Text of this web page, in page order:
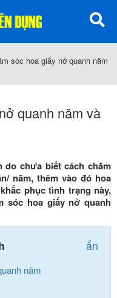
sóc hoa giấy nở quanh năm
quanh năm và
chưa biết cách chăm
năm, thêm vào đó hoa
phục tình trạng này,
sóc hoa giấy nở quanh
ẩn
năm